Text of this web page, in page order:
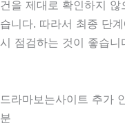
건을 제대로 확인하지
습니다. 따라서 최종 단
시 점검하는 것이 좋습니
드라마보는사이트 추가
분